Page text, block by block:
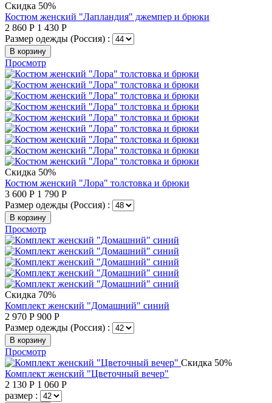
Скидка 50%
Костюм женский "Лапландия" джемпер и брюки
2 860 Р 1 430 Р
Размер одежды (Россия) :
В корзину
Просмотр
Скидка 50%
Костюм женский "Лора" толстовка и брюки
3 600 Р 1 790 Р
Размер одежды (Россия) :
В корзину
Просмотр
Скидка 70%
Комплект женский "Домашний" синий
2 970 Р 900 Р
Размер одежды (Россия) :
В корзину
Просмотр
Скидка 50%
Комплект женский "Цветочный вечер"
2 130 Р 1 060 Р
размер :